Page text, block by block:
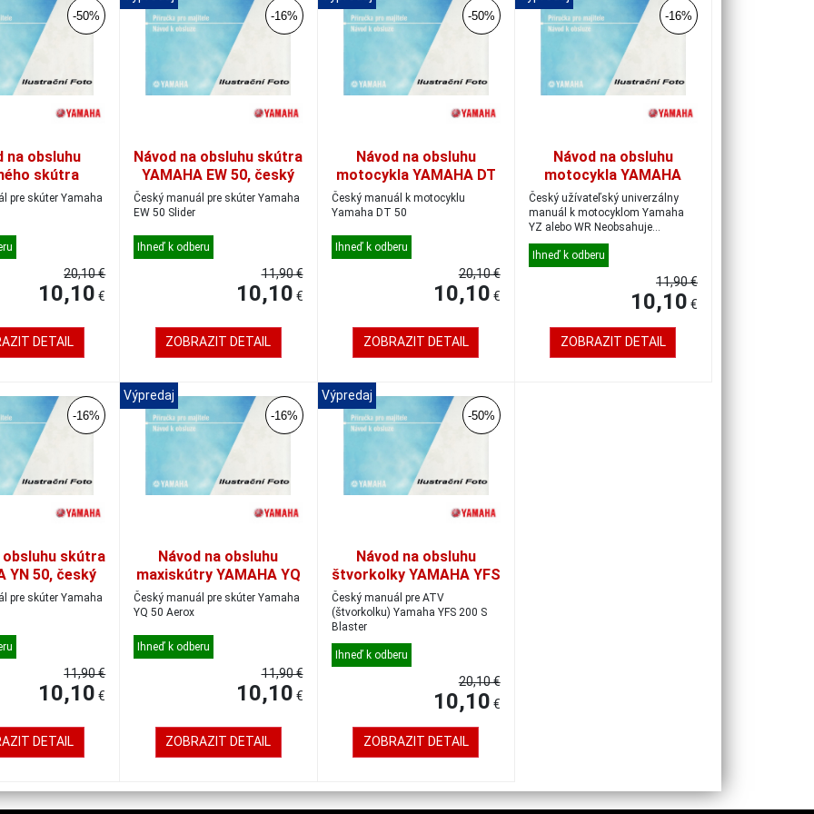
-50%
na obsluhu
skútra
V-MAX, český
skúter Yamaha
20,10 €
10,10 €
DETAIL
-16%
Návod na obsluhu skútra
YAMAHA EW 50, český
Český manuál pre skúter Yamaha
EW 50 Slider
Ihneď k odberu
11,90 €
10,10 €
ZOBRAZIT DETAIL
-50%
Návod na obsluhu
motocykla YAMAHA DT
50, český
Český manuál k motocyklu
Yamaha DT 50
Ihneď k odberu
20,10 €
10,10 €
ZOBRAZIT DETAIL
-16%
Návod na obsluhu
motocykla YAMAHA
YZ/WR, český
Český užívateľský univerzálny
manuál k motocyklom Yamaha
YZ alebo WR Neobsahuje
technické ani se...
Ihneď k odberu
11,90 €
10,10 €
ZOBRAZIT DETAIL
-16%
obsluhu skútra
YN 50, český
skúter Yamaha
11,90 €
10,10 €
DETAIL
Výpredaj
-16%
Návod na obsluhu
maxiskútry YAMAHA YQ
50, český
Český manuál pre skúter Yamaha
YQ 50 Aerox
Ihneď k odberu
11,90 €
10,10 €
ZOBRAZIT DETAIL
Výpredaj
-50%
Návod na obsluhu
štvorkolky YAMAHA YFS
200 S, český
Český manuál pre ATV
(štvorkolku) Yamaha YFS 200 S
Blaster
Ihneď k odberu
20,10 €
10,10 €
ZOBRAZIT DETAIL